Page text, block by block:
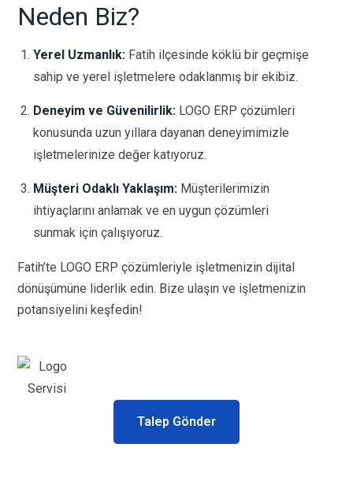
Neden Biz?
Yerel Uzmanlık: Fatih ilçesinde köklü bir geçmişe
sahip ve yerel işletmelere odaklanmış bir ekibiz.
Deneyim ve Güvenilirlik: LOGO ERP çözümleri
konusunda uzun yıllara dayanan deneyimimizle
işletmelerinize değer katıyoruz.
Müşteri Odaklı Yaklaşım: Müşterilerimizin
ihtiyaçlarını anlamak ve en uygun çözümleri
sunmak için çalışıyoruz.
Fatih’te LOGO ERP çözümleriyle işletmenizin dijital
dönüşümüne liderlik edin. Bize ulaşın ve işletmenizin
potansiyelini keşfedin!
Talep Gönder